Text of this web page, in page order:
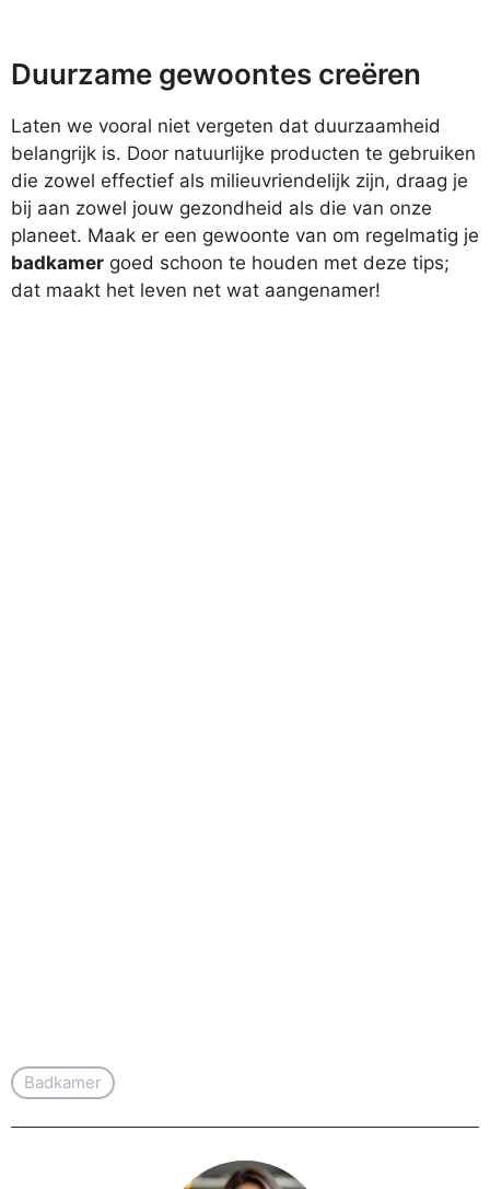
Duurzame gewoontes creëren
Laten we vooral niet vergeten dat duurzaamheid
belangrijk is. Door natuurlijke producten te gebruiken
die zowel effectief als milieuvriendelijk zijn, draag je
bij aan zowel jouw gezondheid als die van onze
planeet. Maak er een gewoonte van om regelmatig je
badkamer goed schoon te houden met deze tips;
dat maakt het leven net wat aangenamer!
Badkamer